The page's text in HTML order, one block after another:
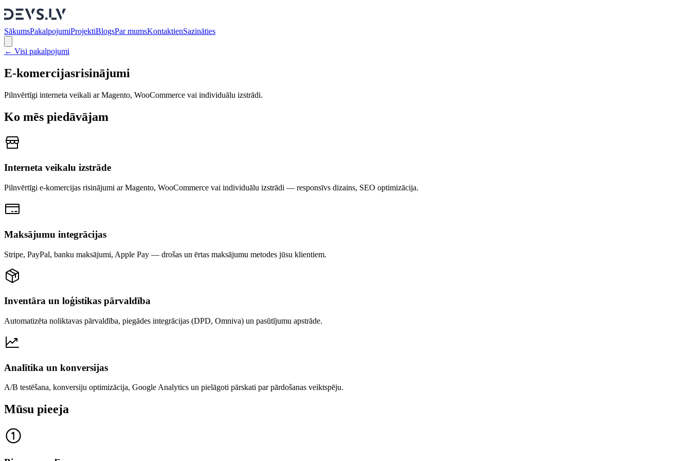
SākumsPakalpojumiProjektiBlogsPar mumsKontaktienSazināties
← Visi pakalpojumi
E-komercijasrisinājumi
Pilnvērtīgi interneta veikali ar Magento, WooCommerce vai individuālu izstrādi.
Ko mēs piedāvājam
Interneta veikalu izstrāde
Pilnvērtīgi e-komercijas risinājumi ar Magento, WooCommerce vai individuālu izstrādi — responsīvs dizains, SEO optimizācija.
Maksājumu integrācijas
Stripe, PayPal, banku maksājumi, Apple Pay — drošas un ērtas maksājumu metodes jūsu klientiem.
Inventāra un loģistikas pārvaldība
Automatizēta noliktavas pārvaldība, piegādes integrācijas (DPD, Omniva) un pasūtījumu apstrāde.
Analītika un konversijas
A/B testēšana, konversiju optimizācija, Google Analytics un pielāgoti pārskati par pārdošanas veiktspēju.
Mūsu pieeja